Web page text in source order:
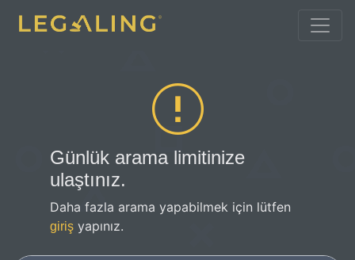
Günlük arama limitinize
ulaştınız.
Daha fazla arama yapabilmek için lütfen
giriş yapınız.